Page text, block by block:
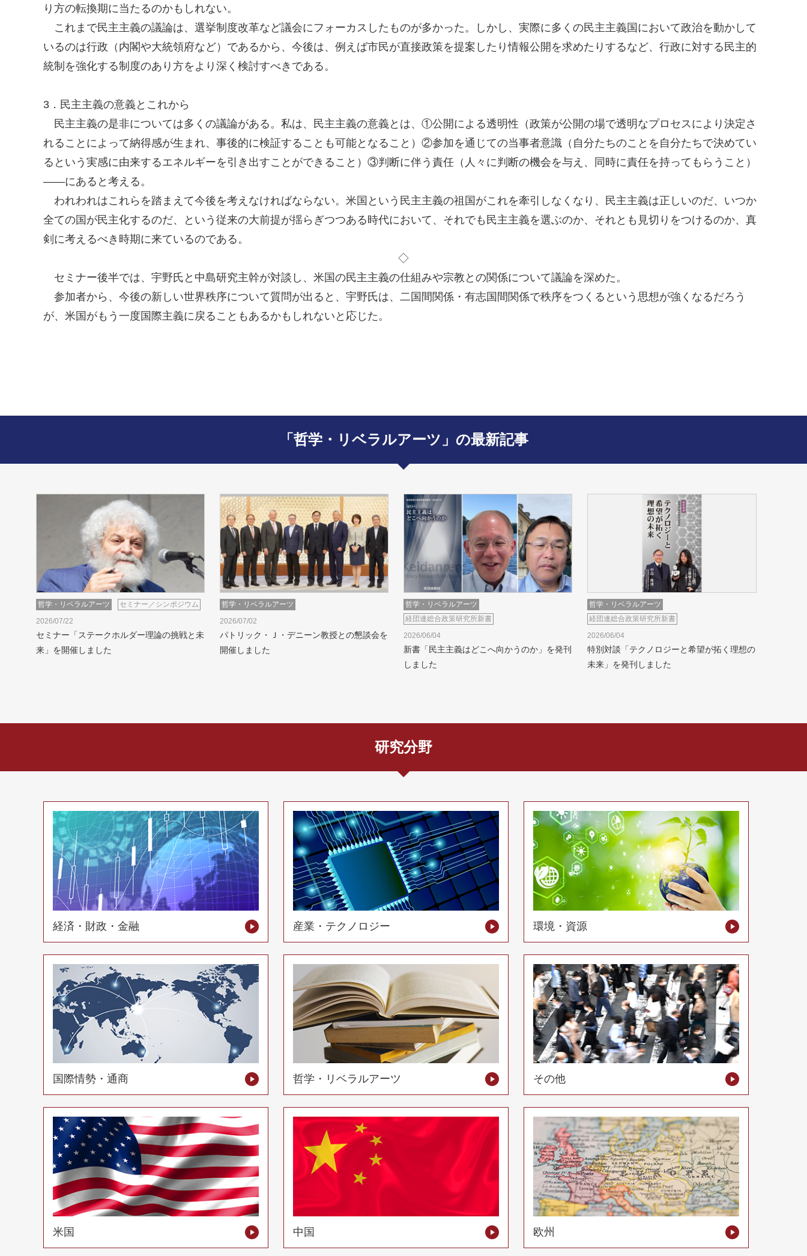
り方の転換期に当たるのかもしれない。
これまで民主主義の議論は、選挙制度改革など議会にフォーカスしたものが多かった。しかし、実際に多くの民主主義国において政治を動かして
いるのは行政（内閣や大統領府など）であるから、今後は、例えば市民が直接政策を提案したり情報公開を求めたりするなど、行政に対する民主的
統制を強化する制度のあり方をより深く検討すべきである。
3．民主主義の意義とこれから
民主主義の是非については多くの議論がある。私は、民主主義の意義とは、①公開による透明性（政策が公開の場で透明なプロセスにより決定さ
れることによって納得感が生まれ、事後的に検証することも可能となること）②参加を通じての当事者意識（自分たちのことを自分たちで決めてい
るという実感に由来するエネルギーを引き出すことができること）③判断に伴う責任（人々に判断の機会を与え、同時に責任を持ってもらうこと）
――にあると考える。
われわれはこれらを踏まえて今後を考えなければならない。米国という民主主義の祖国がこれを牽引しなくなり、民主主義は正しいのだ、いつか
全ての国が民主化するのだ、という従来の大前提が揺らぎつつある時代において、それでも民主主義を選ぶのか、それとも見切りをつけるのか、真
剣に考えるべき時期に来ているのである。
◇
セミナー後半では、宇野氏と中島研究主幹が対談し、米国の民主主義の仕組みや宗教との関係について議論を深めた。
参加者から、今後の新しい世界秩序について質問が出ると、宇野氏は、二国間関係・有志国間関係で秩序をつくるという思想が強くなるだろう
が、米国がもう一度国際主義に戻ることもあるかもしれないと応じた。
「哲学・リベラルアーツ」の最新記事
哲学・リベラルアーツ
セミナー／シンポジウム
2026/07/22
セミナー「ステークホルダー理論の挑戦と未
来」を開催しました
哲学・リベラルアーツ
2026/07/02
パトリック・Ｊ・デニーン教授との懇談会を
開催しました
哲学・リベラルアーツ
経団連総合政策研究所新書
2026/06/04
新書「民主主義はどこへ向かうのか」を発刊
しました
哲学・リベラルアーツ
経団連総合政策研究所新書
2026/06/04
特別対談「テクノロジーと希望が拓く理想の
未来」を発刊しました
研究分野
経済・財政・金融 産業・テクノロジー 環境・資源
国際情勢・通商 哲学・リベラルアーツ その他
米国 中国 欧州